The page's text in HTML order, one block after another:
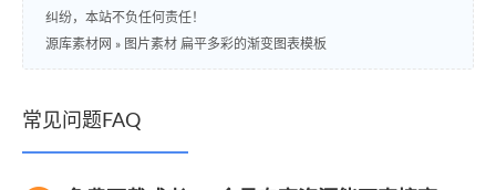
纠纷，本站不负任何责任！
源库素材网 » 图片素材 扁平多彩的渐变图表模板
常见问题FAQ